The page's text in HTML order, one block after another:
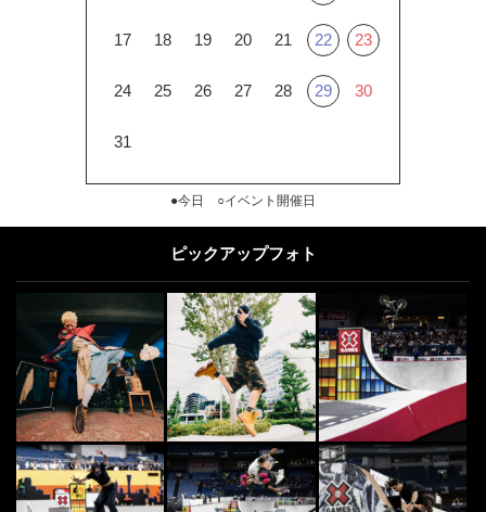
17 18 19 20 21 22 23
24 25 26 27 28 29 30
31
●今日 ○イベント開催日
ピックアップフォト